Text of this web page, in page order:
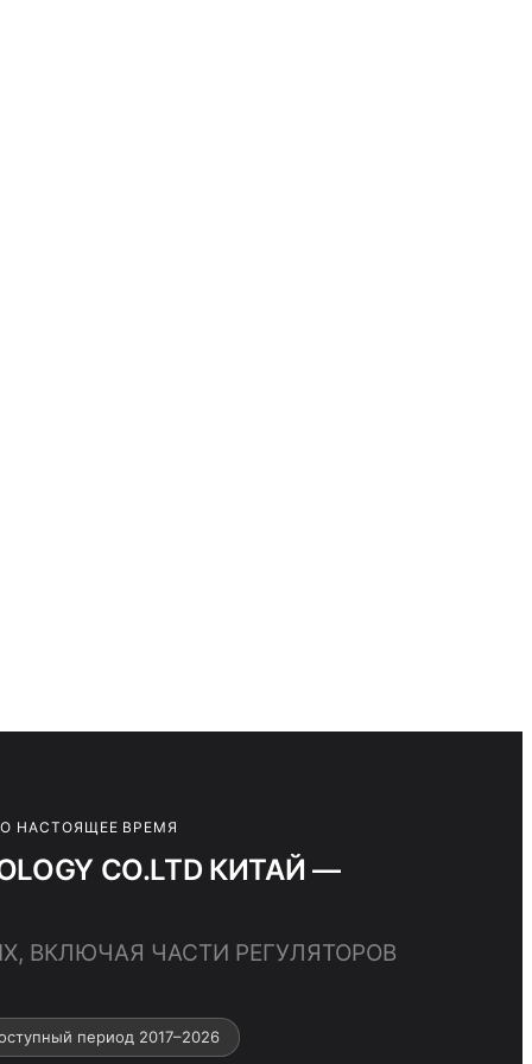
НАСТОЯЩЕЕ ВРЕМЯ
CO.LTD КИТАЙ —
ВКЛЮЧАЯ ЧАСТИ РЕГУЛЯТОРОВ
период 2017–2026